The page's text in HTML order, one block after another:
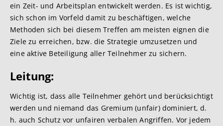
ein Zeit- und Arbeitsplan entwickelt werden. Es ist wichtig,
sich schon im Vorfeld damit zu beschäftigen, welche
Methoden sich bei diesem Treffen am meisten eignen die
Ziele zu erreichen, bzw. die Strategie umzusetzen und
eine aktive Beteiligung aller Teilnehmer zu sichern.
Leitung:
Wichtig ist, dass alle Teilnehmer gehört und berücksichtigt
werden und niemand das Gremium (unfair) dominiert, d.
h. auch Schutz vor unfairen verbalen Angriffen. Vor jedem